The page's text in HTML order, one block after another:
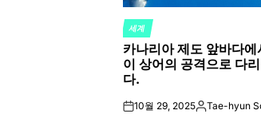
POSTED
IN
세계
카나리아 제도 앞바다
이 상어의 공격으로 다
다.
on10월 29, 2025Posted
Tae-hyun